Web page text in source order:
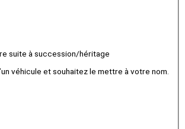
suite à succession/héritage
véhicule et souhaitez le mettre à votre nom.